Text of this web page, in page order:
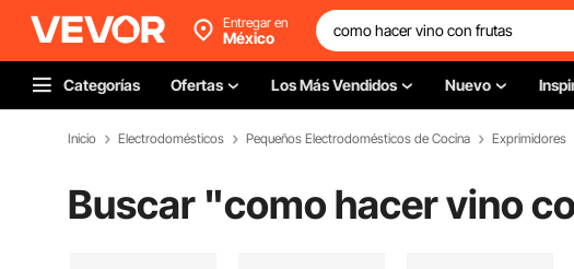
Entregar en
México
Categorías Ofertas Los Más Vendidos Nuevo
Inicio Electrodomésticos Pequeños Electrodomésticos de Cocina Exprimidores
Buscar "como hacer vino